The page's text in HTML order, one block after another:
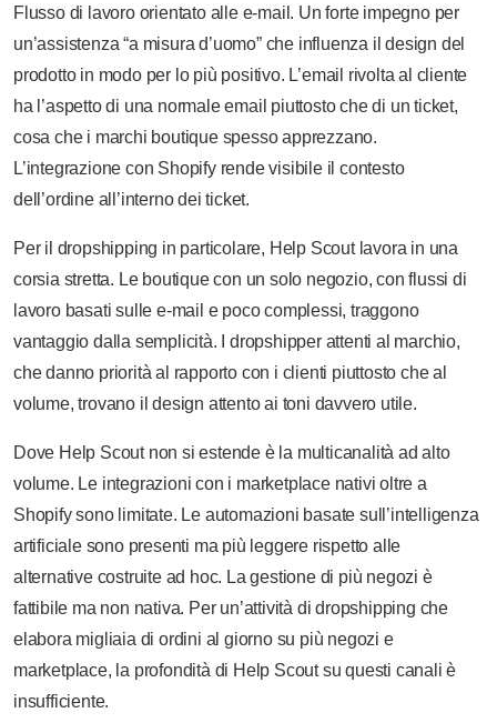
Flusso di lavoro orientato alle e-mail. Un forte impegno per
un’assistenza “a misura d’uomo” che influenza il design del
prodotto in modo per lo più positivo. L’email rivolta al cliente
ha l’aspetto di una normale email piuttosto che di un ticket,
cosa che i marchi boutique spesso apprezzano.
L’integrazione con Shopify rende visibile il contesto
dell’ordine all’interno dei ticket.
Per il dropshipping in particolare, Help Scout lavora in una
corsia stretta. Le boutique con un solo negozio, con flussi di
lavoro basati sulle e-mail e poco complessi, traggono
vantaggio dalla semplicità. I dropshipper attenti al marchio,
che danno priorità al rapporto con i clienti piuttosto che al
volume, trovano il design attento ai toni davvero utile.
Dove Help Scout non si estende è la multicanalità ad alto
volume. Le integrazioni con i marketplace nativi oltre a
Shopify sono limitate. Le automazioni basate sull’intelligenza
artificiale sono presenti ma più leggere rispetto alle
alternative costruite ad hoc. La gestione di più negozi è
fattibile ma non nativa. Per un’attività di dropshipping che
elabora migliaia di ordini al giorno su più negozi e
marketplace, la profondità di Help Scout su questi canali è
insufficiente.